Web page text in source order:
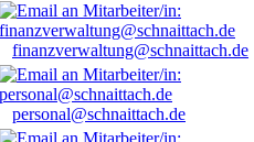
finanzverwaltung@schnaittach.de
personal@schnaittach.de